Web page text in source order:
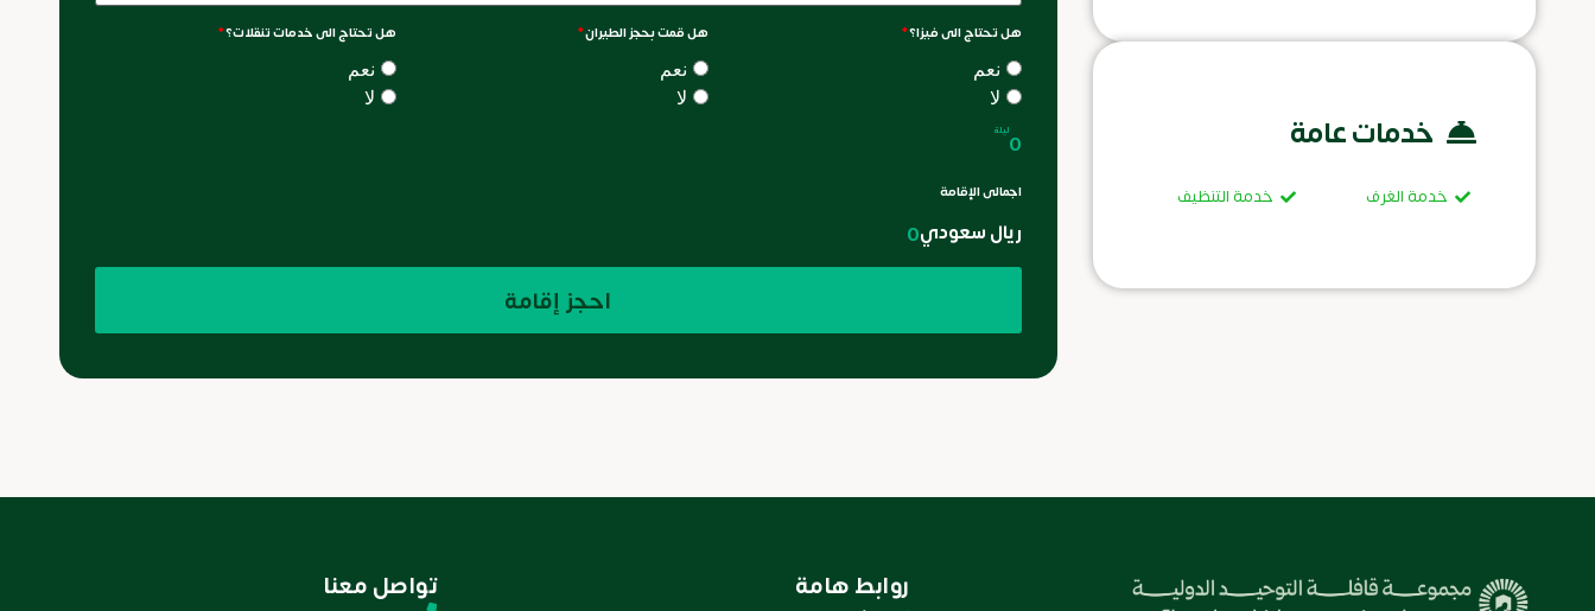
خدمات عامة
خدمة الغرف خدمة التنظيف
هل تحتاج الى فيزا؟*
نعم
لا
هل قمت بحجز الطيران*
نعم
لا
هل تحتاج الى خدمات تنقلات؟*
نعم
لا
0ليلة
اجمالى الإقامة
ريال سعودي0
احجز إقامة
روابط هامة تواصل معنا